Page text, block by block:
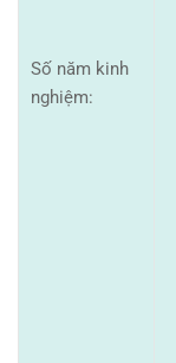
Số năm kinh
nghiệm: